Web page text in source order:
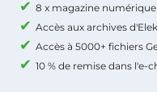
8 x magazine numérique
Accès aux archives
Accès à 5000+ fichiers
10 % de remise dans l'e-